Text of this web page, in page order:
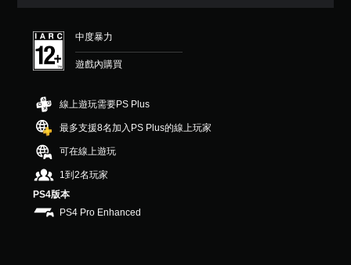
顆
星
，
1
評
分
中度暴力
遊戲內購買
線上遊玩需要PS Plus
最多支援8名加入PS Plus的線上玩家
可在線上遊玩
1到2名玩家
PS4版本
PS4 Pro Enhanced